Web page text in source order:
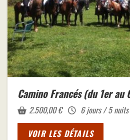
Camino Francés (du 1er
2.500,00€
6 jours / 5 nuits
VOIR LES DÉTAILS